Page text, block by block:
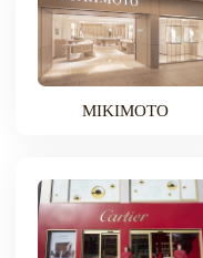
MIKIMOTO